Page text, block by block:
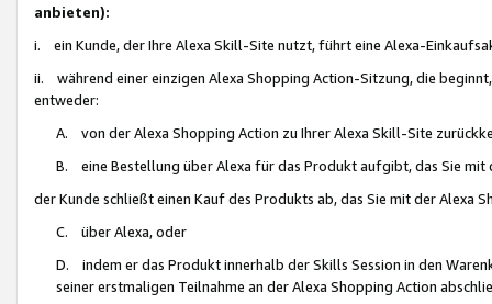
anbieten):
i. ein Kunde, der Ihre Alexa Skill-Site nutzt, führt eine Alexa-
ii. während einer einzigen Alexa Shopping Action-Sitzung, die
entweder:
A. von der Alexa Shopping Action zu Ihrer Alexa Skill-Site
B. eine Bestellung über Alexa für das Produkt aufgibt, das Sie mit
der Kunde schließt einen Kauf des Produkts ab, das Sie mit der Alexa
C. über Alexa, oder
D. indem er das Produkt innerhalb der Skills Session in den
seiner erstmaligen Teilnahme an der Alexa Shopping Action